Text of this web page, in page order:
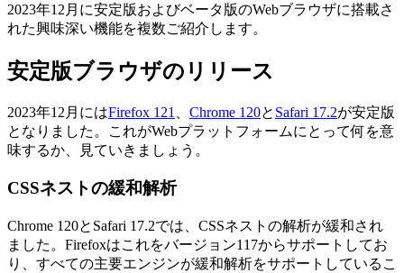
2023年12月に安定版およびベータ版のWebブラウザに搭載さ
れた興味深い機能を複数ご紹介します。
安定版ブラウザのリリース
2023年12月にはFirefox 121 Chrome 120と Safari 17.2が安定版
となりました。これがWebプラットフォームにとって何を意
味するか、見ていきましょう。
CSSネストの緩和解析
Chrome 120とSafari 17.2では、CSSネストの解析が緩和され
ました。Firefoxはこれをバージョン117からサポートしてお
り、すべての主要エンジンが緩和解析をサポートしているこ